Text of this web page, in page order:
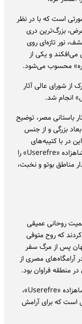
است که با در نظر
با ۴.۵ متر ارتفاع و ۱.۱.۵ متر عرض، بزرگ‌ترین دری
نور تازه‌ای روی
و یکی از
محسوب می‌شود.
شورای عالی آثار
انجام شد.
باستانی مصر، توضیح
بزرگی و از جنس
در با کتیبه‌های
هیروگلیف تزئین شده است که عناوین برجسته شاهزاده «Userefre» را
مناطق بوتو و نخبت،
روحانی عمیقی
که روح متوفی
پس از مرگ سفر
مصری از
منطقه فراوان بود.
استفاده از گرانیت صورتی کمیاب برای درِ کاذب شاهزاده «Userefre»،
است که برای آرامش